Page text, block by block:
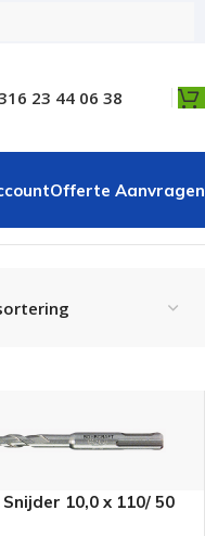
23 44 06 38
Offerte Aanvragen
10,0 x 110/ 50